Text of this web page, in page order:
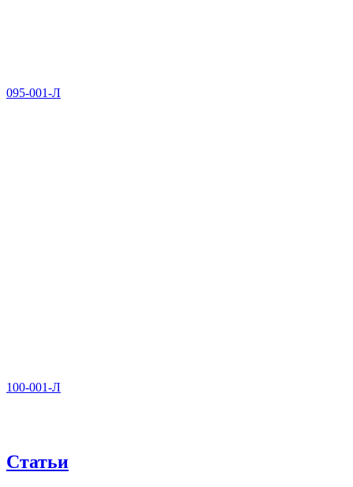
095-001-Л
100-001-Л
Статьи